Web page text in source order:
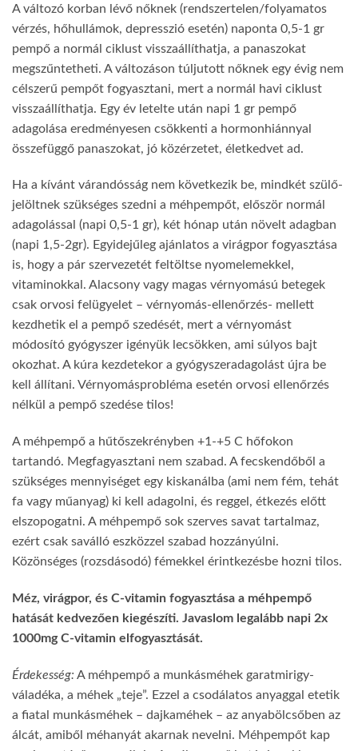
A változó korban lévő nőknek (rendszertelen/folyamatos
vérzés, hőhullámok, depresszió esetén) naponta 0,5-1 gr
pempő a normál ciklust visszaállíthatja, a panaszokat
megszűntetheti. A változáson túljutott nőknek egy évig nem
célszerű pempőt fogyasztani, mert a normál havi ciklust
visszaállíthatja. Egy év letelte után napi 1 gr pempő
adagolása eredményesen csökkenti a hormonhiánnyal
összefüggő panaszokat, jó közérzetet, életkedvet ad.
Ha a kívánt várandósság nem következik be, mindkét szülő-
jelöltnek szükséges szedni a méhpempőt, először normál
adagolással (napi 0,5-1 gr), két hónap után növelt adagban
(napi 1,5-2gr). Egyidejűleg ajánlatos a virágpor fogyasztása
is, hogy a pár szervezetét feltöltse nyomelemekkel,
vitaminokkal. Alacsony vagy magas vérnyomású betegek
csak orvosi felügyelet – vérnyomás-ellenőrzés- mellett
kezdhetik el a pempő szedését, mert a vérnyomást
módosító gyógyszer igényük lecsökken, ami súlyos bajt
okozhat. A kúra kezdetekor a gyógyszeradagolást újra be
kell állítani. Vérnyomásprobléma esetén orvosi ellenőrzés
nélkül a pempő szedése tilos!
A méhpempő a hűtőszekrényben +1-+5 C hőfokon
tartandó. Megfagyasztani nem szabad. A fecskendőből a
szükséges mennyiséget egy kiskanálba (ami nem fém, tehát
fa vagy műanyag) ki kell adagolni, és reggel, étkezés előtt
elszopogatni. A méhpempő sok szerves savat tartalmaz,
ezért csak saválló eszközzel szabad hozzányúlni.
Közönséges (rozsdásodó) fémekkel érintkezésbe hozni tilos.
Méz, virágpor, és C-vitamin fogyasztása a méhpempő
hatását kedvezően kiegészíti. Javaslom legalább napi 2x
1000mg C-vitamin elfogyasztását.
Érdekesség: A méhpempő a munkásméhek garatmirigy-
váladéka, a méhek „teje”. Ezzel a csodálatos anyaggal etetik
a fiatal munkásméhek – dajkaméhek – az anyabölcsőben az
álcát, amiből méhanyát akarnak nevelni. Méhpempőt kap